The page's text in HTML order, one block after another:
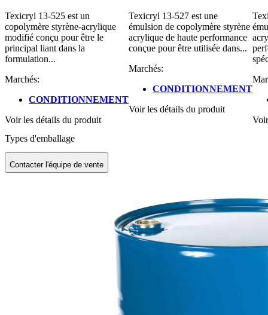
Texicryl 13-525 est un
copolymère styrène-acrylique
modifié conçu pour être le
principal liant dans la
formulation...
Marchés:
CONDITIONNEMENT
Voir les détails du produit
Texicryl 13-527 est une
émulsion de copolymère styrène
acrylique de haute performance
conçue pour être utilisée dans...
Marchés:
CONDITIONNEMENT
Voir les détails du produit
Types d'emballage
Contacter l'équipe de vente